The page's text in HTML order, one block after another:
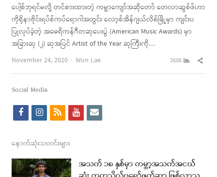
ပေါ့စ်ဘုရင်မလို့ တင်စားထားတဲ့ ကမ္ဘာကျော်အဆိုတော် တေလာဆွစ်ဖ်ဟာ
ကိုရိုနာဗိုင်းရပ်စ်ကပ်ရောဂါအတွင်း လော့စ်အိန်ဂျယ်လိစ်မြို့မှာ ကျင်းပ
ပြုလုပ်ခဲ့တဲ့ အမေရိကန်ဂီတဆုပေးပွဲ (American Music Awards) မှာ
အခြားဆု (၂) ဆုအပြင် Artist of the Year ဆုကြီးကို…
November 24, 2020
Author
Wun Lae 2686
Social Media
f
c
e
i
s
t
r
s
y
t
e
i
နောက်ဆုံးသတင်းများ
အသက် ၁၈ နှစ်မှာ ကမ္ဘာ့အသက်အငယ်